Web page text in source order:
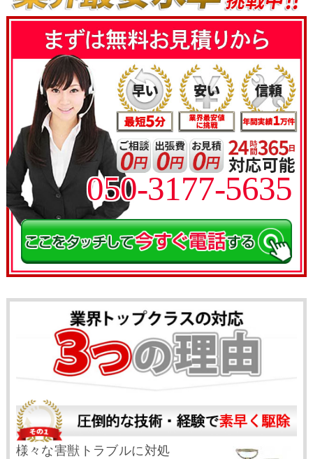
050-3177-5635
様々な害獣トラブルに対処